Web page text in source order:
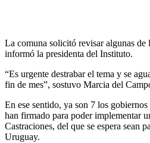
La comuna solicitó revisar algunas de
informó la presidenta del Instituto.
“Es urgente destrabar el tema y se
fin de mes”, sostuvo Marcia del
En ese sentido, ya son 7 los
han firmado para poder implementar
Castraciones, del que se espera sean
Uruguay.